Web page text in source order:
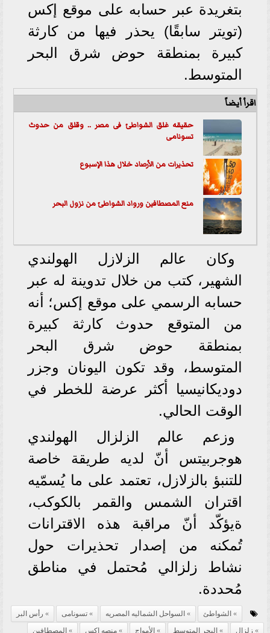
بتغريدة عبر حسابه على موقع إكس
(تويتر سابقًا) يحذر فيها من كارثة
كبيرة بمنطقة حوض شرق البحر
المتوسط.
اقرأ أيضاً
حقيقه غلق الشواطئ فى مصر .. وقلق من حدوث
تسونامى
تحذيرات من الأرصاد خلال هذا الإسبوع
منع المصطافين ورواد الشواطئ من نزول البحر
وكان عالم الزلازل الهولندي
الشهير، كتب من خلال تدوينة له عبر
حسابه الرسمي على موقع إكس؛ أنه
من المتوقع حدوث كارثة كبيرة
بمنطقة حوض شرق البحر
المتوسط، وقد تكون اليونان وجزر
دوديكانيسيا أكثر عرضة للخطر في
الوقت الحالي.
وزعم عالم الزلزال الهولندي
هوجربيتس أنّ لديه طريقة خاصة
للتنبؤ بالزلازل، تعتمد على ما يُسمّيه
اقتران الشمس والقمر بالكوكب،
ةيؤكّد أنّ مراقبة هذه الاقترانات
تُمكنه من إصدار تحذيرات حول
نشاط زلزالي مُحتمل في مناطق
مُحددة.
الشواطئ السواحل الشماليه المصريه تسونامى
رأس البر
زلزال
البحر المتوسط الأمواج منصه إكس المصطافين